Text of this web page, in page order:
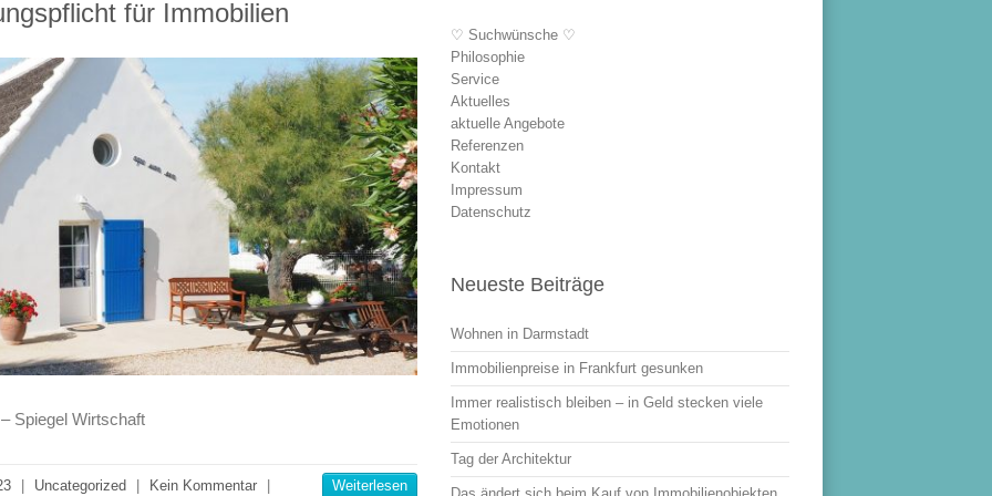
für Immobilien
Spiegel Wirtschaft
Uncategorized Kein Kommentar Weiterlesen
♡ Suchwünsche ♡
Philosophie
Service
Aktuelles
aktuelle Angebote
Referenzen
Kontakt
Impressum
Datenschutz
Neueste Beiträge
Wohnen in Darmstadt
Immobilienpreise in Frankfurt gesunken
Immer realistisch bleiben – in Geld stecken viele
Emotionen
Tag der Architektur